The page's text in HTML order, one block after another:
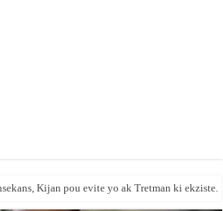
Kijan pou evite yo ak Tretman ki ekziste.
Dominiken fèmen sèvis paspò li.